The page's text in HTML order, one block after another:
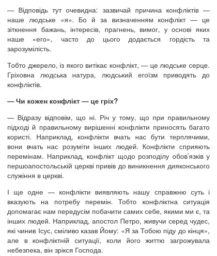
— Відповідь тут очевидна: зазвичай причина конфліктів —
наше людське «я». Бо й за визначенням конфлікт — це
зіткнення бажань, інтересів, прагнень, вимог, у основі яких
наше «его», часто до цього додається гордість та
зарозумілість.
Тобто джерело, із якого витікає конфлікт, — це людське серце.
Гріховна людська натура, людський егоїзм приводять до
конфліктів.
— Чи кожен конфлікт — це гріх?
— Відразу відповім, що ні. Річ у тому, що при правильному
підході й правильному вирішенні конфлікти приносять багато
користі. Наприклад, конфлікти вчать нас бути терплячими,
вони вчать нас розуміти інших людей. Конфлікти сприяють
перемінам. Наприклад, конфлікт щодо розподілу обов’язків у
першоапостольській церкві привів до виникнення дияконського
служіння в церкві.
І ще одне — конфлікти виявляють нашу справжню суть і
вказують на потребу перемін. Тобто конфліктна ситуація
допомагає нам передусім побачити самих себе, якими ми є, та
інших людей. Наприклад, апостол Петро, живучи серед чудес,
які чинив Ісус, сміливо казав Йому: «Я за Тобою піду до кінця»,
але в конфліктній ситуації, коли його життю загрожувала
небезпека, він зрікся Господа.